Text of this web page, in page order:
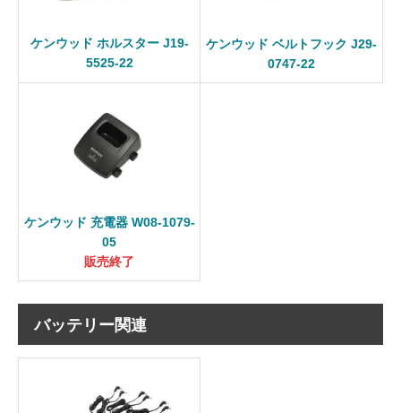
ケンウッド ホルスター J19-
5525-22
ケンウッド ベルトフック J29-
0747-22
ケンウッド 充電器 W08-1079-
05
販売終了
バッテリー関連